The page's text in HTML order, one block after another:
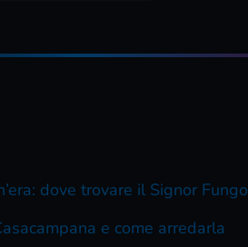
dove trovare il Signor Fungo
e come arredarla